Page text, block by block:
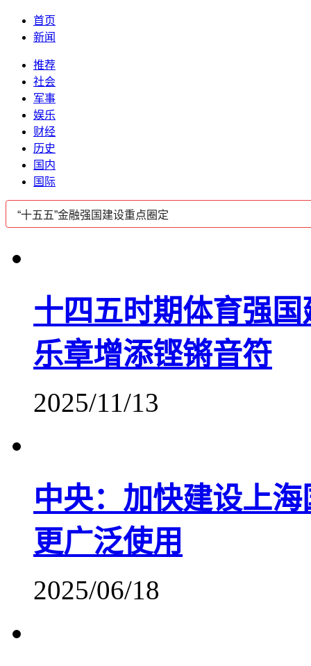
首页
新闻
推荐
社会
军事
娱乐
财经
历史
国内
国际
十四五时期体育强
乐章增添铿锵音符
2025/11/13
中央：加快建设上
更广泛使用
2025/06/18